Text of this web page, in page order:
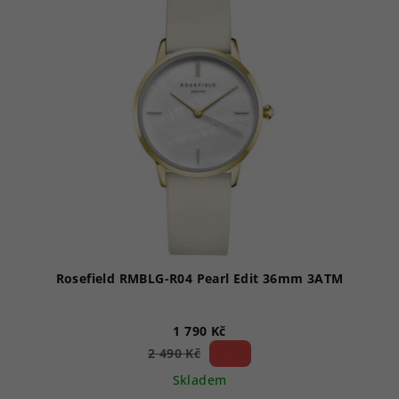
Rosefield RMBLG-R04 Pearl Edit 36mm 3ATM
1 790 Kč
2 490 Kč
Skladem